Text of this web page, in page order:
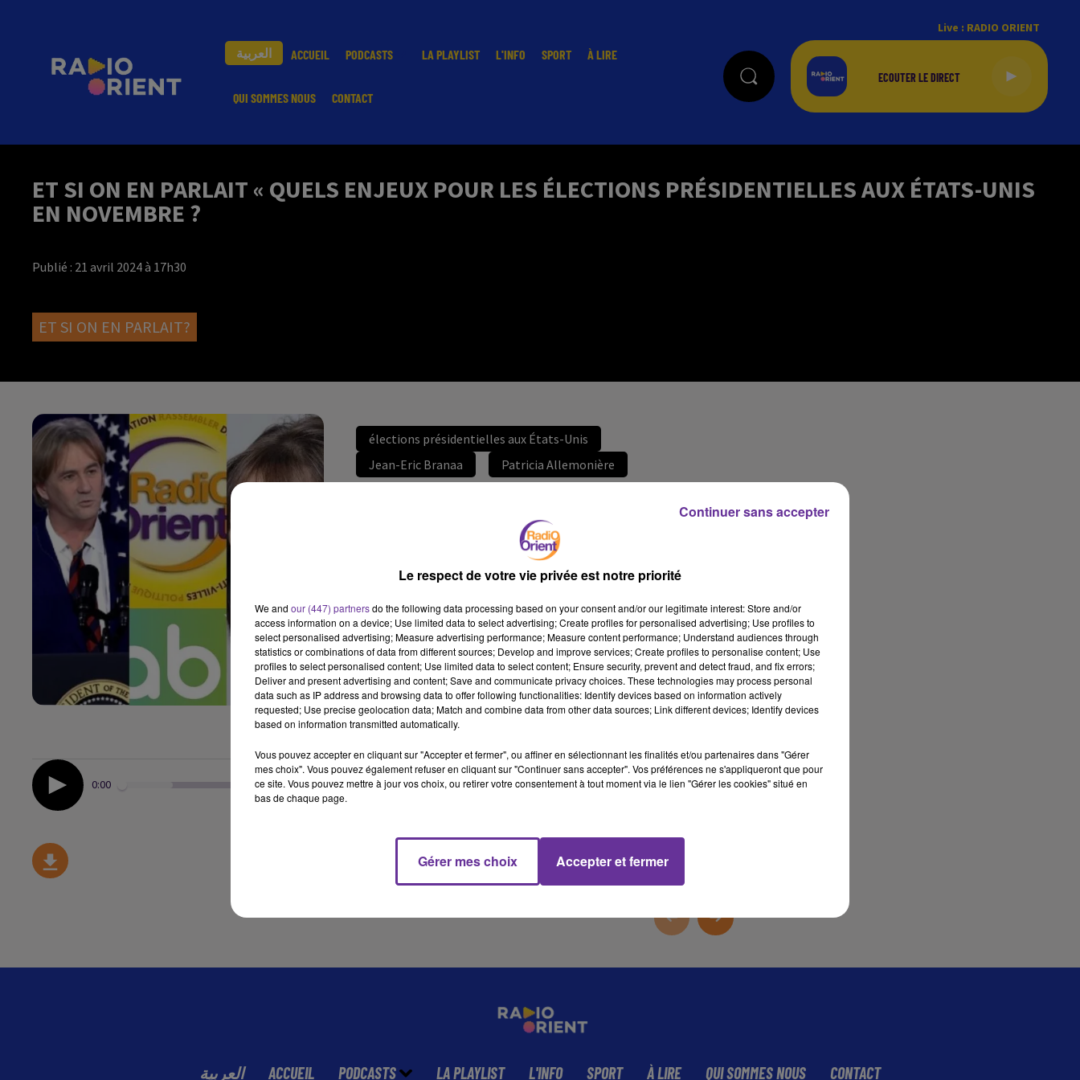
العربية ACCUEIL PODCASTS LA PLAYLIST L'INFO SPORT À LIRE
QUI SOMMES NOUS CONTACT
Live : RADIO ORIENT
ET SI ON EN PARLAIT « QUELS ENJEUX POUR LES ÉLECTIONS PRÉSIDENTIELLES AUX ÉTATS-UNIS
EN NOVEMBRE ?
Publié : 21 avril 2024 à 17h30
ET SI ON EN PARLAIT?
élections présidentielles aux États-Unis
Jean-Eric Branaa
Patricia Allemonière
ET SI ON EN PARLAIT « QUELS ENJEUX POUR LES
ÉLECTIONS PRÉSIDENTIELLES AUX ÉTATS-UNIS EN
enjeux pour les élections présidentielles aux États-Unis
ET SI ON EN PARLAIT « quels enjeux pour les élections
présidentielles aux États-Unis en novembre ? » Alexis Bachelay
avec Jean-Eric Branaa, universitaire, chercheur et Patricia
Allemonière grand reporter avec la revue politique et
parlementaire.
0:00 34 min 53 sec
العربية ACCUEIL PODCASTS LA PLAYLIST L'INFO SPORT À LIRE QUI SOMMES NOUS CONTACT
Le respect de votre vie privée est notre priorité
We and our (447) partnersdo the following data processing based on your consent and/or our legitimate interest: Store and/or
access information on a device; Use limited data to select advertising; Create profiles for personalised advertising; Use profiles to
select personalised advertising; Measure advertising performance; Measure content performance; Understand audiences through
statistics or combinations of data from different sources; Develop and improve services; Create profiles to personalise content; Use
profiles to select personalised content; Use limited data to select content; Ensure security, prevent and detect fraud, and fix errors;
Deliver and present advertising and content; Save and communicate privacy choices. These technologies may process personal
data such as IP address and browsing data to offer following functionalities: Identify devices based on information actively
requested; Use precise geolocation data; Match and combine data from other data sources; Link different devices; Identify devices
based on information transmitted automatically.
Vous pouvez accepter en cliquant sur "Accepter et fermer", ou affiner en sélectionnant les finalités et/ou partenaires dans "Gérer
mes choix". Vous pouvez également refuser en cliquant sur "Continuer sans accepter". Vos préférences ne s'appliqueront que pour
ce site. Vous pouvez mettre à jour vos choix, ou retirer votre consentement à tout moment via le lien "Gérer les cookies" situé en
bas de chaque page.
Gérer mes choix Accepter et fermer
Continuer sans accepter